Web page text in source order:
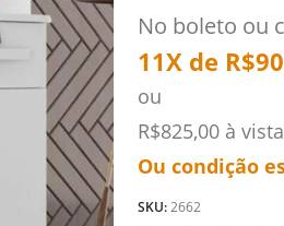
No boleto ou
11X de R$
ou
R$825,00 à vista
Ou condição
SKU:2662